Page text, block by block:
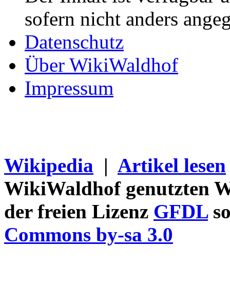
sofern nicht anders
Datenschutz
Über WikiWaldhof
Impressum
Wikipedia | Artikel lesen
WikiWaldhof genutzten
der freien Lizenz GFDL
Commons by-sa 3.0